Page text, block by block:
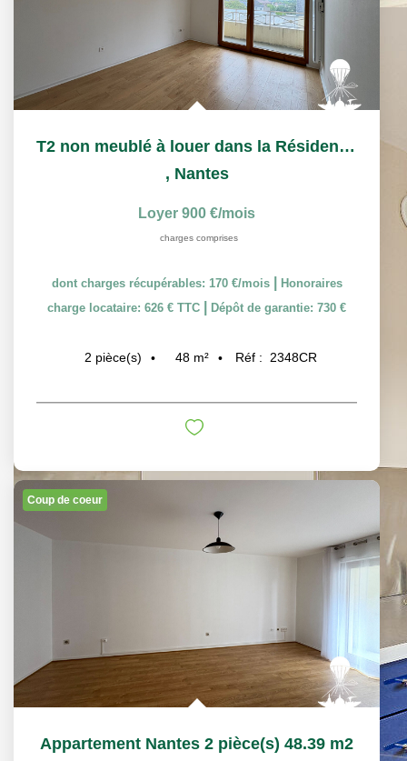
T2 non meublé à louer dans la Résidence Services Séniors...
, Nantes
Loyer 900 €/mois
charges comprises
dont charges récupérables: 170 €/mois
Honoraires
charge locataire: 626 € TTC
Dépôt de garantie: 730 €
2 pièce(s) 48 m² Réf : 2348CR
Coup de coeur
Appartement Nantes 2 pièce(s) 48.39 m2